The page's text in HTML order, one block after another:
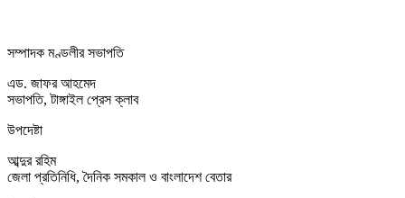
সম্পাদক মণ্ডলীর সভাপতি
এড. জাফর আহমেদ
সভাপতি, টাঙ্গাইল প্রেস ক্লাব
উপদেষ্টা
আব্দুর রহিম
জেলা প্রতিনিধি, দৈনিক সমকাল ও বাংলাদেশ বেতার